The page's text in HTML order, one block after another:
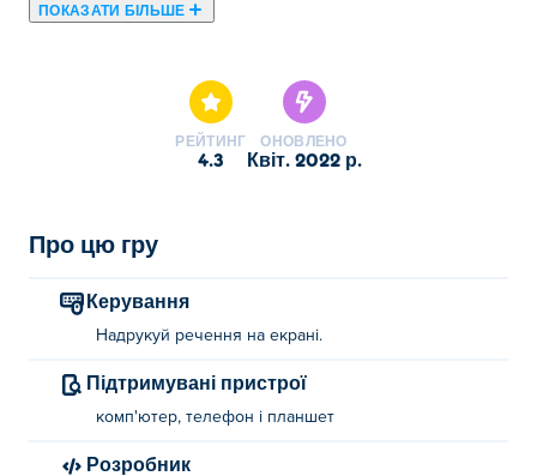
ПОКАЗАТИ БІЛЬШЕ
РЕЙТИНГ
4.3
ОНОВЛЕНО
квіт. 2022 р.
Про цю гру
Керування
Надрукуй речення на екрані.
Підтримувані пристрої
комп'ютер, телефон і планшет
Розробник